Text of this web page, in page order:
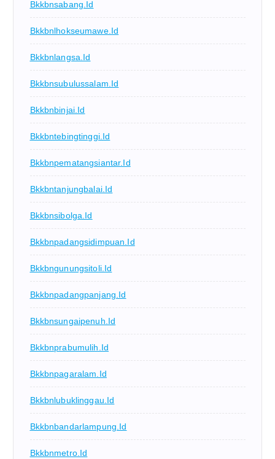
Bkkbnsabang.id
Bkkbnlhokseumawe.id
Bkkbnlangsa.id
Bkkbnsubulussalam.id
Bkkbnbinjai.id
Bkkbntebingtinggi.id
Bkkbnpematangsiantar.id
Bkkbntanjungbalai.id
Bkkbnsibolga.id
Bkkbnpadangsidimpuan.id
Bkkbngunungsitoli.id
Bkkbnpadangpanjang.id
Bkkbnsungaipenuh.id
Bkkbnprabumulih.id
Bkkbnpagaralam.id
Bkkbnlubuklinggau.id
Bkkbnbandarlampung.id
Bkkbnmetro.id